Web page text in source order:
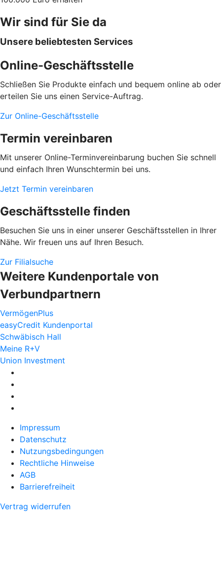
Wir sind für Sie da
Unsere beliebtesten Services
Online-Geschäftsstelle
Schließen Sie Produkte einfach und bequem online ab oder
erteilen Sie uns einen Service-Auftrag.
Zur Online-Geschäftsstelle
Termin vereinbaren
Mit unserer Online-Terminvereinbarung buchen Sie schnell
und einfach Ihren Wunschtermin bei uns.
Jetzt Termin vereinbaren
Geschäftsstelle finden
Besuchen Sie uns in einer unserer Geschäftsstellen in Ihrer
Nähe. Wir freuen uns auf Ihren Besuch.
Zur Filialsuche
Weitere Kundenportale von
Verbundpartnern
VermögenPlus
easyCredit Kundenportal
Schwäbisch Hall
Meine R+V
Union Investment
Impressum
Datenschutz
Nutzungsbedingungen
Rechtliche Hinweise
AGB
Barrierefreiheit
Vertrag widerrufen